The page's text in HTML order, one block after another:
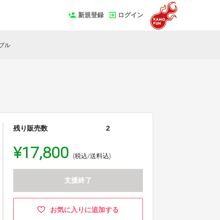
新規登録 ログイン
ル
残り販売数 2
¥17,800 (税込/送料込)
支援終了
お気に入りに追加する